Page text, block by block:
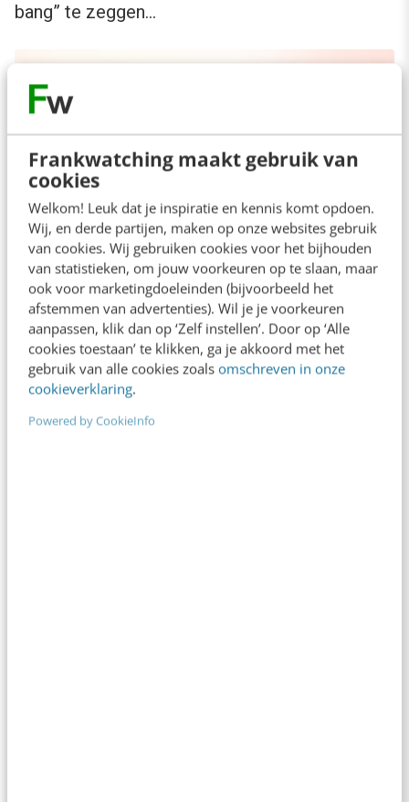
Frankwatching maakt gebruik van
cookies
Welkom! Leuk dat je inspiratie en kennis komt opdoen.
Wij, en derde partijen, maken op onze websites gebruik
van cookies. Wij gebruiken cookies voor het bijhouden
van statistieken, om jouw voorkeuren op te slaan, maar
ook voor marketingdoeleinden (bijvoorbeeld het
afstemmen van advertenties). Wil je je voorkeuren
aanpassen, klik dan op ‘Zelf instellen’. Door op ‘Alle
cookies toestaan’ te klikken, ga je akkoord met het
gebruik van alle cookies zoals omschreven in onze
cookieverklaring.
Powered by CookieInfo
bang” te zeggen…
Foto’s: Maurice Mikkers en Jan Jaap Heine via
Flickr TEDxAmsterdam. Lees ook de andere
verslagen vanTEDxAmsterdam 2011.